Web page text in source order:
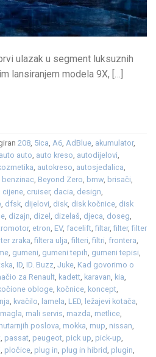
ulazak u segment luksuznih
lansiranjem modela 9X, […]
208, 5ica, A6, AdBlue, akumulator,
auto auto, auto kreso, autodijelovi,
, autokreso, autosjedalica,
benzinac, Beyond Zero, bmw, brisači,
cijene, cruiser, dacia, design,
, dfsk, dijelovi, disk, disk kočnice, disk
, dizajn, dizel , dizelaš, djeca, doseg,
, etron, EV, facelift,filtar,filter,filter
zraka,filtera ulja,filteri,filtri, frontera,
, gumeni, gumeni tepih, gumeni tepisi,
, ID, ID. Buzz, Juke, Kad govorimo o
za Renault, kadett, karavan, kia,
obloge, kočnice, koncept,
, kvačilo, lamela, LED, ležajevi kotača,
magla, mali servis, mazda, metlice,
poslova, mokka, mup, nissan,
, passat, peugeot, pick up, pick-up,
, pločice, plug in, plug in hibrid, plugin,